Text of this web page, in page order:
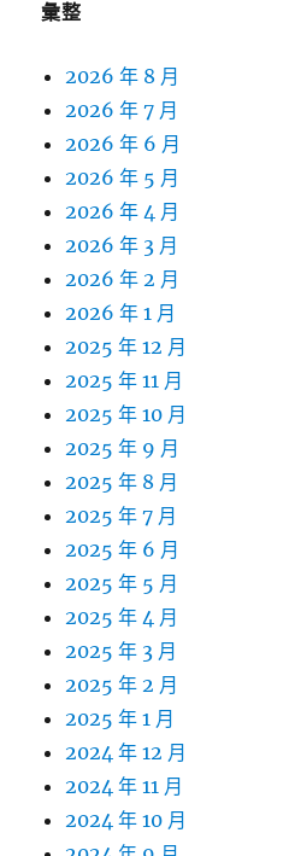
彙整
2026 年 8 月
2026 年 7 月
2026 年 6 月
2026 年 5 月
2026 年 4 月
2026 年 3 月
2026 年 2 月
2026 年 1 月
2025 年 12 月
2025 年 11 月
2025 年 10 月
2025 年 9 月
2025 年 8 月
2025 年 7 月
2025 年 6 月
2025 年 5 月
2025 年 4 月
2025 年 3 月
2025 年 2 月
2025 年 1 月
2024 年 12 月
2024 年 11 月
2024 年 10 月